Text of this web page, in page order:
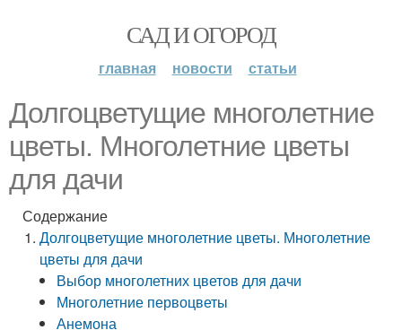
САД И ОГОРОД
главная новости статьи
Долгоцветущие многолетние
цветы. Многолетние цветы
для дачи
Содержание
Долгоцветущие многолетние цветы. Многолетние
цветы для дачи
Выбор многолетних цветов для дачи
Многолетние первоцветы
Анемона